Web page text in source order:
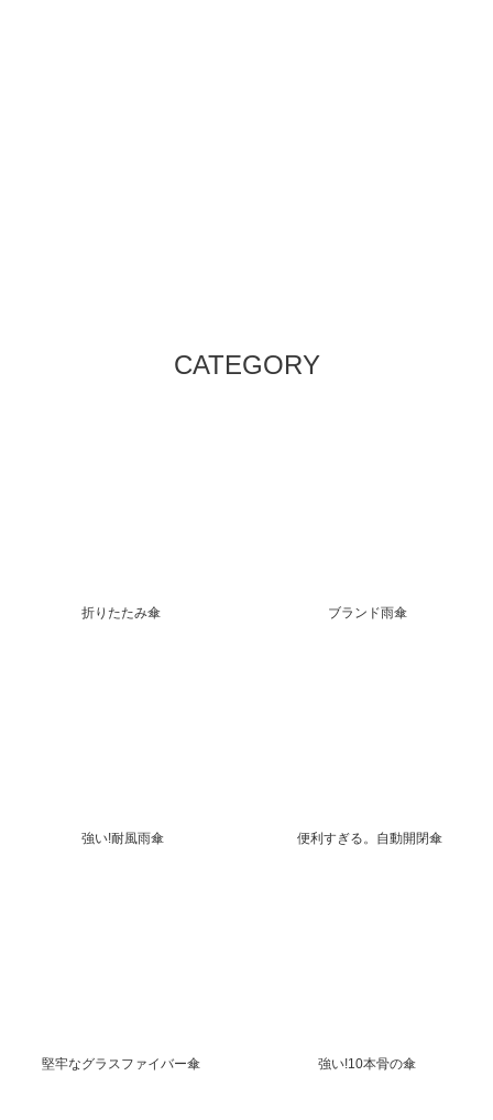
CATEGORY
折りたたみ傘 ブランド雨傘
強い!耐風雨傘 便利すぎる。自動開閉傘
堅牢なグラスファイバー傘 強い!10本骨の傘